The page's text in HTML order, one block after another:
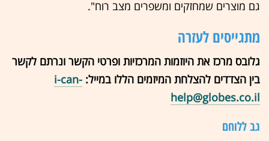
גם מוצרים שמחזקים ומשפרים מצב רוח".
מתגייסים לעזרה
גלובס מרכז את היוזמות המרכזיות ופרטי הקשר ונרתם לקשר
בין הצדדים להצלחת המיזמים הללו במייל: i-can-
help@globes.co.il
גב ללוחם